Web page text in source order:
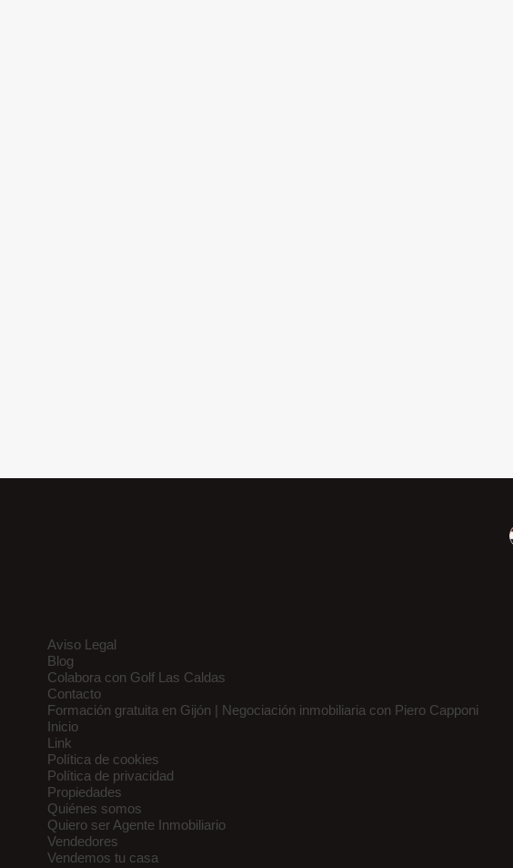
Aviso Legal
Blog
Colabora con Golf Las Caldas
Contacto
Formación gratuita en Gijón | Negociación inmobiliaria con Piero Capponi
Inicio
Link
Política de cookies
Política de privacidad
Propiedades
Quiénes somos
Quiero ser Agente Inmobiliario
Vendedores
Vendemos tu casa